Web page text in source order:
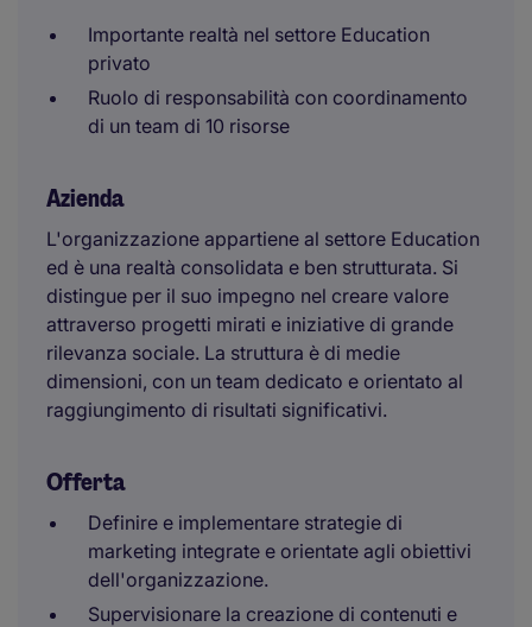
Importante realtà nel settore Education
privato
Ruolo di responsabilità con coordinamento
di un team di 10 risorse
Azienda
L'organizzazione appartiene al settore Education
ed è una realtà consolidata e ben strutturata. Si
distingue per il suo impegno nel creare valore
attraverso progetti mirati e iniziative di grande
rilevanza sociale. La struttura è di medie
dimensioni, con un team dedicato e orientato al
raggiungimento di risultati significativi.
Offerta
Definire e implementare strategie di
marketing integrate e orientate agli obiettivi
dell'organizzazione.
Supervisionare la creazione di contenuti e